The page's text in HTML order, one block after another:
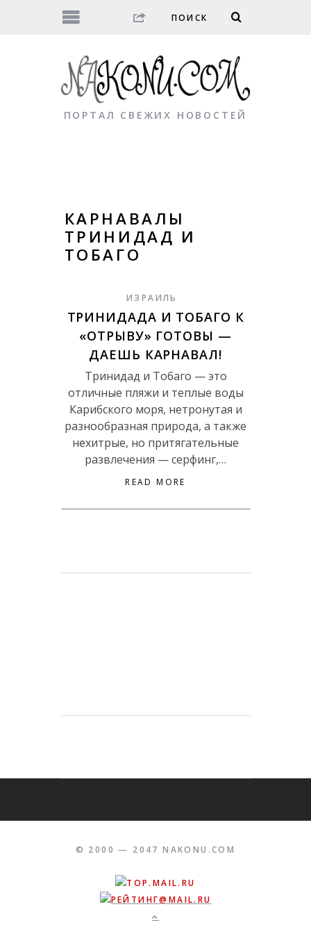
ПОРТАЛ СВЕЖИХ НОВОСТЕЙ
КАРНАВАЛЫ
ТРИНИДАД И
ТОБАГО
ИЗРАИЛЬ
ТРИНИДАДА И ТОБАГО К
«ОТРЫВУ» ГОТОВЫ —
ДАЕШЬ КАРНАВАЛ!
Тринидад и Тобаго — это
отличные пляжи и теплые воды
Карибского моря, нетронутая и
разнообразная природа, а также
нехитрые, но притягательные
развлечения — серфинг,…
READ MORE
© 2000 — 2047 NAKONU.COM